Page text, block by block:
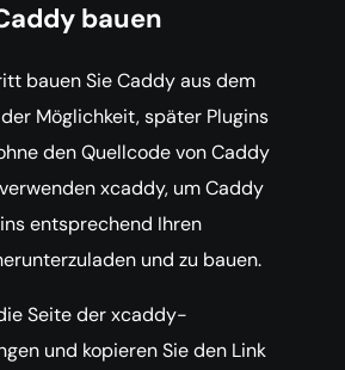
bauen
bauen Sie Caddy aus dem
Möglichkeit, später Plugins
den Quellcode von Caddy
xcaddy, um Caddy
entsprechend Ihren
und zu bauen.
Seite der xcaddy-
und kopieren Sie den Link